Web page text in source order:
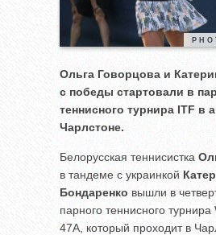
Ольга Говорцова и
с победы стартовали в
теннисного турнира ITF в
Чарлстоне.
Белорусская теннисистка
в тандеме с украинкой
Бондаренко вышли в
парного теннисного
47A, который проходит в